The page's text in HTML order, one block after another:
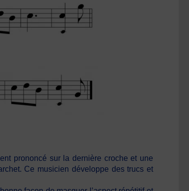
prononcé sur la dernière croche et une
Ce musicien développe des trucs et